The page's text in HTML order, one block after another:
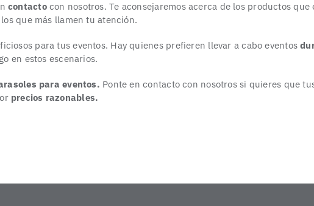
contactocon nosotros. Te aconsejaremos acerca de los productos que
que más llamen tu atención.
para tus eventos. Hay quienes prefieren llevar a cabo eventos
en estos escenarios.
para eventos. Ponte en contacto con nosotros si quieres que
precios razonables.